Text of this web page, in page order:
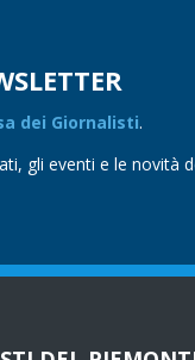
dei Giornalisti.
gli eventi e le novità